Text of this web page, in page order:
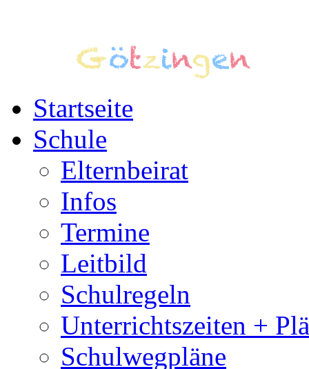
Startseite
Schule
Elternbeirat
Infos
Termine
Leitbild
Schulregeln
Unterrichtszeiten +
Schulwegpläne